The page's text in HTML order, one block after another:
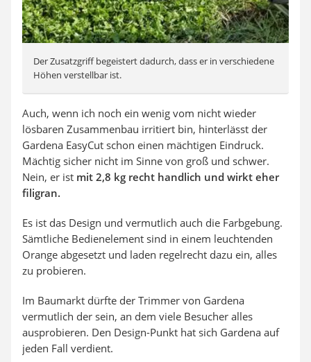
Der Zusatzgriff begeistert dadurch, dass er in verschiedene
Höhen verstellbar ist.
Auch, wenn ich noch ein wenig vom nicht wieder
lösbaren Zusammenbau irritiert bin, hinterlässt der
Gardena EasyCut schon einen mächtigen Eindruck.
Mächtig sicher nicht im Sinne von groß und schwer.
Nein, er ist mit 2,8 kg recht handlich und wirkt eher
filigran.
Es ist das Design und vermutlich auch die Farbgebung.
Sämtliche Bedienelement sind in einem leuchtenden
Orange abgesetzt und laden regelrecht dazu ein, alles
zu probieren.
Im Baumarkt dürfte der Trimmer von Gardena
vermutlich der sein, an dem viele Besucher alles
ausprobieren. Den Design-Punkt hat sich Gardena auf
jeden Fall verdient.